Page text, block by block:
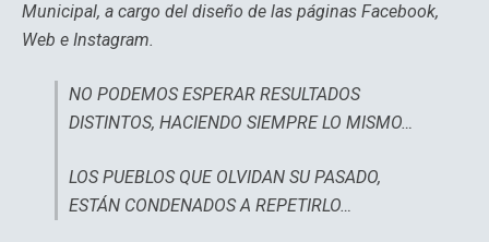
Municipal, a cargo del diseño de las páginas Facebook,
Web e Instagram.
NO PODEMOS ESPERAR RESULTADOS
DISTINTOS, HACIENDO SIEMPRE LO MISMO…
LOS PUEBLOS QUE OLVIDAN SU PASADO,
ESTÁN CONDENADOS A REPETIRLO…